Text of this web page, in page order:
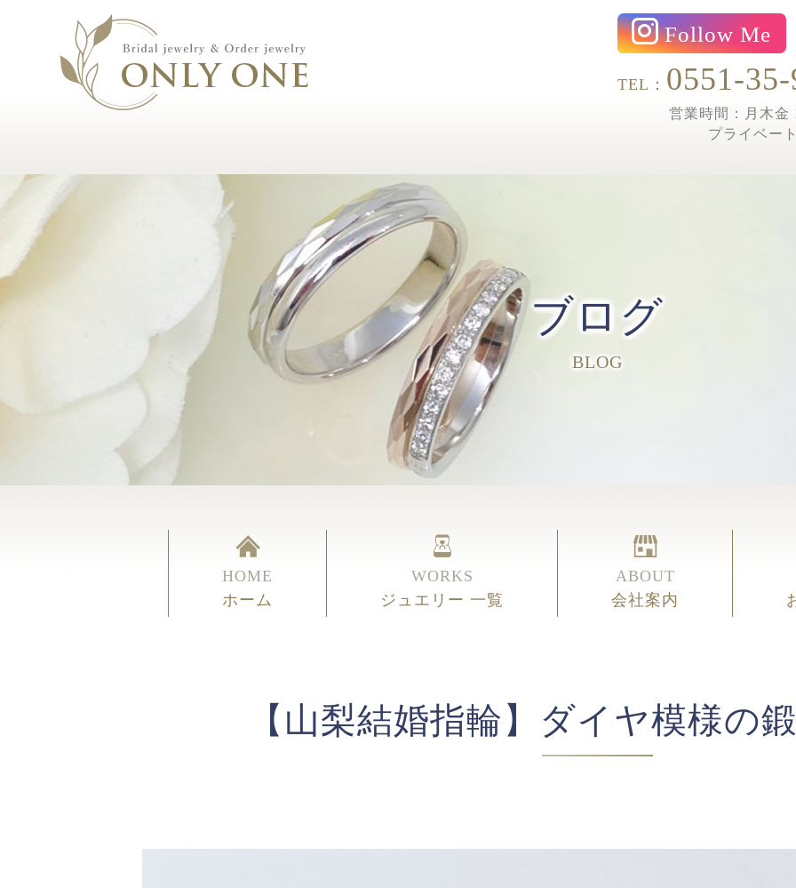
Follow Me
TEL： 0551-
営業時間：月木金
プライベー
ブログ
BLOG
HOME
ホーム
WORKS
ジュエリー 一覧
ABOUT
会社案内
【山梨結婚指輪】ダイヤ模様の